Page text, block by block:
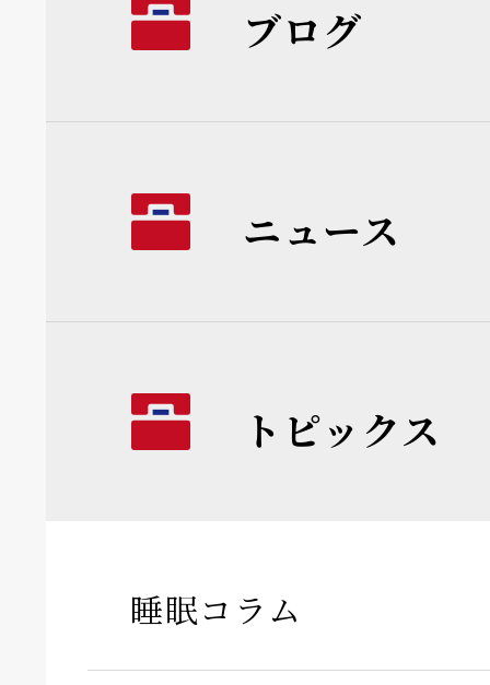
ブログ
ニュース
トピックス
睡眠コラム